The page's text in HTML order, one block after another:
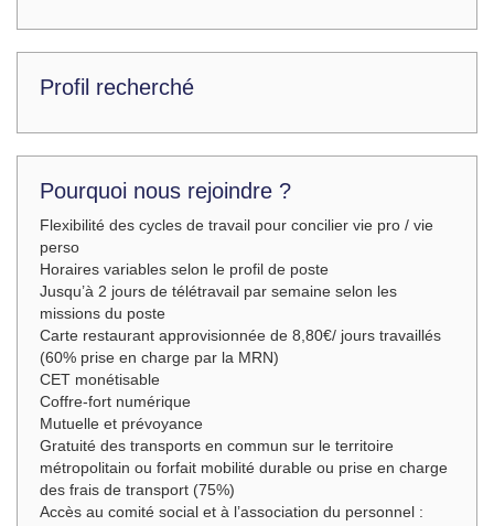
Profil recherché
Pourquoi nous rejoindre ?
Flexibilité des cycles de travail pour concilier vie pro / vie
perso
Horaires variables selon le profil de poste
Jusqu’à 2 jours de télétravail par semaine selon les
missions du poste
Carte restaurant approvisionnée de 8,80€/ jours travaillés
(60% prise en charge par la MRN)
CET monétisable
Coffre-fort numérique
Mutuelle et prévoyance
Gratuité des transports en commun sur le territoire
métropolitain ou forfait mobilité durable ou prise en charge
des frais de transport (75%)
Accès au comité social et à l’association du personnel :